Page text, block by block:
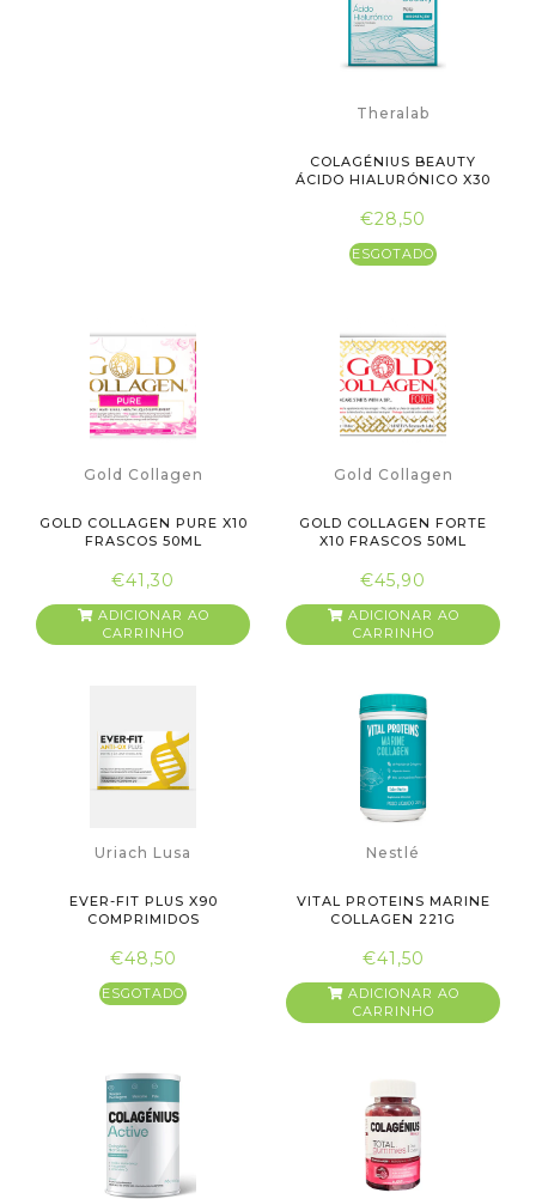
Theralab
COLAGÉNIUS BEAUTY
ÁCIDO HIALURÓNICO X30
€28,50
ESGOTADO
Gold Collagen
GOLD COLLAGEN PURE X10
FRASCOS 50ML
€41,30
ADICIONAR AO
CARRINHO
Gold Collagen
GOLD COLLAGEN FORTE
X10 FRASCOS 50ML
€45,90
ADICIONAR AO
CARRINHO
Uriach Lusa
EVER-FIT PLUS X90
COMPRIMIDOS
€48,50
ESGOTADO
Nestlé
VITAL PROTEINS MARINE
COLLAGEN 221G
€41,50
ADICIONAR AO
CARRINHO